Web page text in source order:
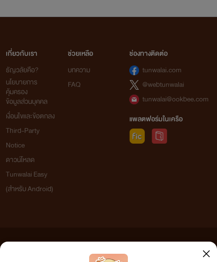
เกี่ยวกับเรา
ธัญวลัยคือ?
นโยบายการ
คุ้มครอง
ข้อมูลส่วนบุคคล
เงื่อนไขและข้อตกลง
Third-Party
Notice
ดาวน์โหลด
Tunwalai Easy
(สำหรับ Android)
ช่วยเหลือ
บทความ
FAQ
ช่องทางติดต่อ
tunwalai.com
@webtunwalai
tunwalai@ookbee.com
แพลตฟอร์มในเครือ
เว็บไซต์แห่งนี้ไม่ได้เห็นด้วยและไม่ขอรับผิดชอบต่อข้อความใดๆ ทั้งสิ้น ดังนั้นผู้อ่านทุกท่านโปรดใช้